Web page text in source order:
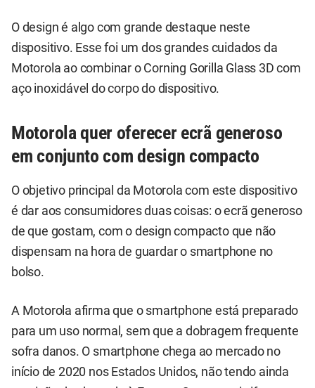
O design é algo com grande destaque neste
dispositivo. Esse foi um dos grandes cuidados da
Motorola ao combinar o Corning Gorilla Glass 3D com
aço inoxidável do corpo do dispositivo.
Motorola quer oferecer ecrã generoso
em conjunto com design compacto
O objetivo principal da Motorola com este dispositivo
é dar aos consumidores duas coisas: o ecrã generoso
de que gostam, com o design compacto que não
dispensam na hora de guardar o smartphone no
bolso.
A Motorola afirma que o smartphone está preparado
para um uso normal, sem que a dobragem frequente
sofra danos. O smartphone chega ao mercado no
início de 2020 nos Estados Unidos, não tendo ainda